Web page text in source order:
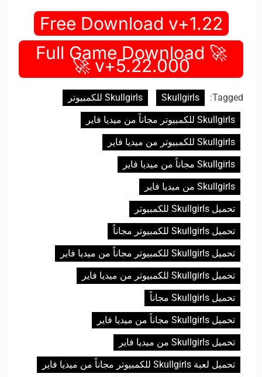
Free Download v+1.22
🚀 Full Game Download
v+5.22.000 🚀
Tagged:
Skullgirls
Skullgirls للكمبيوتر
Skullgirls للكمبيوتر مجاناً من ميديا فاير
Skullgirls للكمبيوتر من ميديا فاير
Skullgirls مجاناً من ميديا فاير
Skullgirls من ميديا فاير
تحميل Skullgirls للكمبيوتر
تحميل Skullgirls للكمبيوتر مجاناً
تحميل Skullgirls للكمبيوتر مجاناً من ميديا فاير
تحميل Skullgirls للكمبيوتر من ميديا فاير
تحميل Skullgirls مجاناً
تحميل Skullgirls مجاناً من ميديا فاير
تحميل Skullgirls من ميديا فاير
تحميل لعبة Skullgirls للكمبيوتر مجاناً من ميديا فاير